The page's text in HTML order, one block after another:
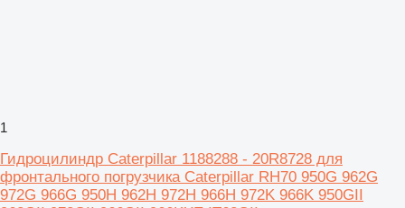
1
Гидроцилиндр Caterpillar 1188288 - 20R8728 для
фронтального погрузчика Caterpillar RH70 950G 962G
972G 966G 950H 962H 972H 966H 972K 966K 950GII